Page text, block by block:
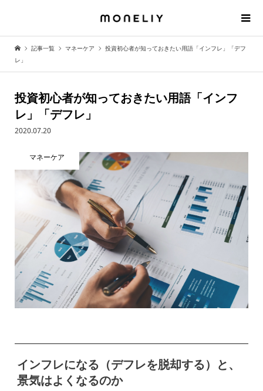
記事一覧 マネーケア
投資初心者が知っておきたい用語「インフレ」「デフ
レ」
投資初心者が知っておきたい用語「インフ
レ」「デフレ」
2020.07.20
マネーケア
インフレになる（デフレを脱却する）と、
景気はよくなるのか